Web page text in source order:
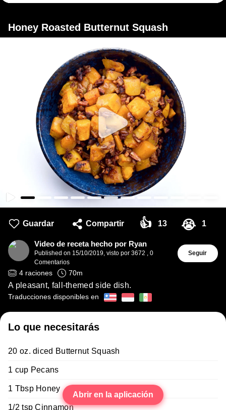
Honey Roasted Butternut Squash
Guardar Compartir 👍 13 😭 1
Video de receta hecho por Ryan
Published on 15/10/2019, visto por 3672 , 0
Comentarios
Seguir
4 raciones 70m
A pleasant, fall-themed side dish.
Traducciones disponibles en
Lo que necesitarás
20 oz. diced Butternut Squash
1 cup Pecans
1 Tbsp Honey
1/2 tsp Cinnamon
Abrir en la aplicación